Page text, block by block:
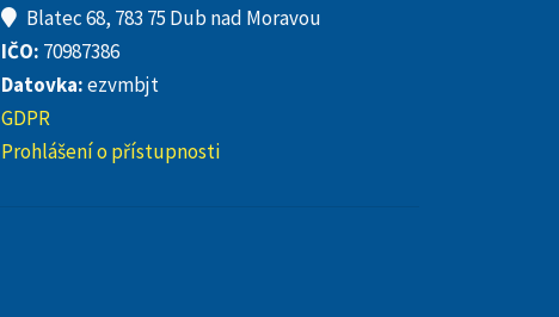
Blatec 68, 783 75 Dub nad Moravou
IČO: 70987386
Datovka:ezvmbjt
GDPR
Prohlášení o přístupnosti